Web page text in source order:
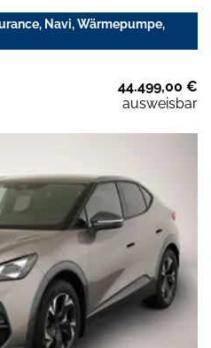
Navi, Wärmepumpe,
44.499,00 €
ausweisbar